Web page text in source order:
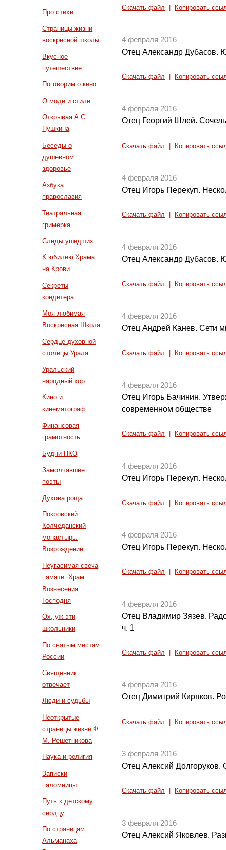
Про стихи
Страницы жизни
воскресной школы
Вкусное
путешествие
Поговорим о кино
О моде и стиле
Открывая А.С.
Пушкина
Беседы о
душевном
здоровье
Азбука
православия
Театральная
гримерка
Следы ушедших
К юбилею Храма
на Крови
Секреты
кондитера
Моя любимая
Воскресная Школа
Сердце духовной
столицы Урала
Уральский
народный хор
Кино и
кинематограф
Финансовая
грамотность
Будни НКО
Замолчавшие
поэты
Духова роща
Покровский
Колчеданский
монастырь.
Возрождение
Неугасимая свеча
памяти. Храм
Вознесения
Господня
Ох, уж эти
школьники
По святым местам
России
Священник
отвечает
Люди и судьбы
Неоткрытые
страницы жизни Ф.
М. Решетникова
Наука и религия
Записки
паломницы
Путь к детскому
сердцу
По страницам
Альманаха
Скачать файл Копировать
4 февраля 2016
Отец Александр Дубасов.
Скачать файл Копировать
4 февраля 2016
Отец Георгий Шлей.
Скачать файл Копировать
4 февраля 2016
Отец Игорь Перекуп.
Скачать файл Копировать
4 февраля 2016
Отец Александр Дубасов.
Скачать файл Копировать
4 февраля 2016
Отец Андрей Канев. Сети
Скачать файл Копировать
4 февраля 2016
Отец Игорь Бачинин.
современном обществе
Скачать файл Копировать
4 февраля 2016
Отец Игорь Перекуп.
Скачать файл Копировать
4 февраля 2016
Отец Игорь Перекуп.
Скачать файл Копировать
4 февраля 2016
Отец Владимир Зязев.
ч. 1
Скачать файл Копировать
4 февраля 2016
Отец Димитрий Киряков.
Скачать файл Копировать
3 февраля 2016
Отец Алексий Долгоруков.
Скачать файл Копировать
3 февраля 2016
Отец Алексий Яковлев.